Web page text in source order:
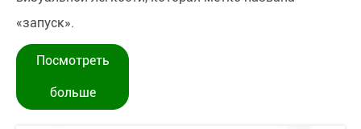
«запуск».
Посмотреть
больше